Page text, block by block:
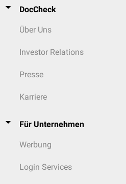
DocCheck
Über Uns
Investor Relations
Presse
Karriere
Für Unternehmen
Werbung
Login Services